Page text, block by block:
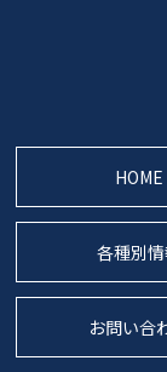
HOME
各種別
お問い合